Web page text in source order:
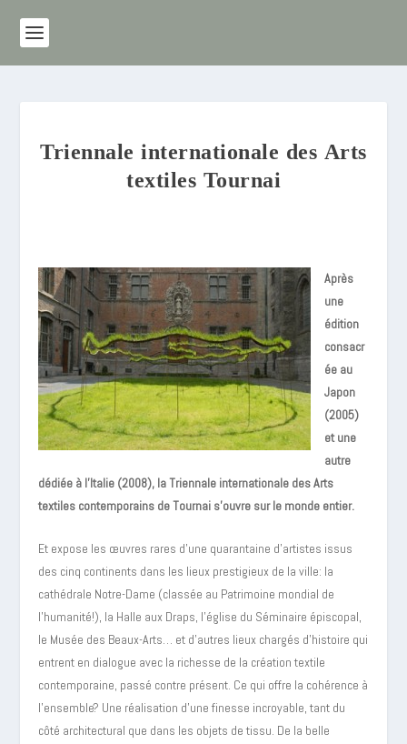
Triennale internationale des Arts
textiles Tournai
Après
une
édition
consacr
ée au
Japon
(2005)
et une
autre
dédiée à l’Italie (2008), la Triennale internationale des Arts
textiles contemporains de Tournai s’ouvre sur le monde entier.
Et expose les œuvres rares d’une quarantaine d’artistes issus
des cinq continents dans les lieux prestigieux de la ville: la
cathédrale Notre-Dame (classée au Patrimoine mondial de
l’humanité!), la Halle aux Draps, l’église du Séminaire épiscopal,
le Musée des Beaux-Arts… et d’autres lieux chargés d’histoire qui
entrent en dialogue avec la richesse de la création textile
contemporaine, passé contre présent. Ce qui offre la cohérence à
l’ensemble? Une réalisation d’une finesse incroyable, tant du
côté architectural que dans les objets de tissu. De la belle